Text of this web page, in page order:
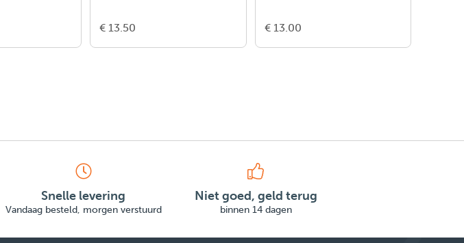
€ 13.50 € 13.00
Snelle levering
Vandaag besteld, morgen verstuurd
Niet goed, geld terug
binnen 14 dagen